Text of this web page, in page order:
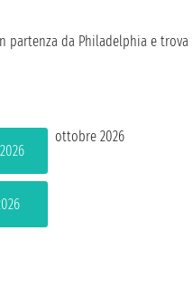
partenza da Philadelphia e trova
ottobre 2026